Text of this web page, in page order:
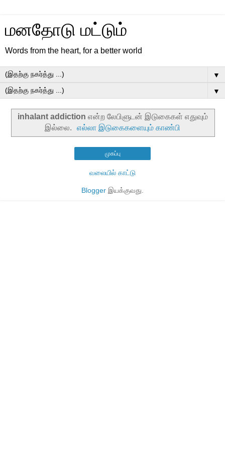
மனதோடு மட்டும்
Words from the heart, for a better world
▼
▼
inhalant addiction என்ற லேபிளுடன் இடுகைகள் எதுவும்
இல்லை.
எல்லா இடுகைகளையும் காண்பி
முகப்பு
வலையில் காட்டு
Blogger இயக்குவது.